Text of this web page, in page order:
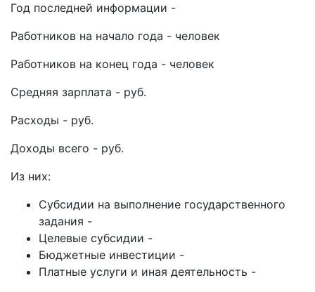
Год последней информации -
Работников на начало года - человек
Работников на конец года - человек
Средняя зарплата - руб.
Расходы - руб.
Доходы всего - руб.
Из них:
Субсидии на выполнение государственного
задания -
Целевые субсидии -
Бюджетные инвестиции -
Платные услуги и иная деятельность -